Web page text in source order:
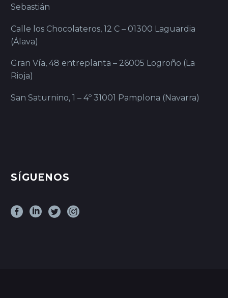
Sebastián
Calle los Chocolateros, 12 C – 01300 Laguardia
(Álava)
Gran Vía, 48 entreplanta – 26005 Logroño (La
Rioja)
San Saturnino, 1 – 4º 31001 Pamplona (Navarra)
SÍGUENOS